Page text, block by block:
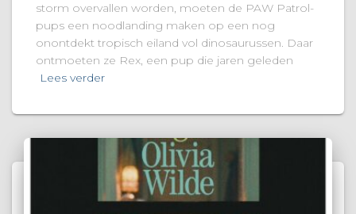
storm overvallen worden, moeten de PAW Patrol-
pups een noodlanding maken op een nog
onontdekt tropisch eiland vol dinosaurussen. Daar
ontmoeten ze Rex, een pup die jaren geleden
Lees verder